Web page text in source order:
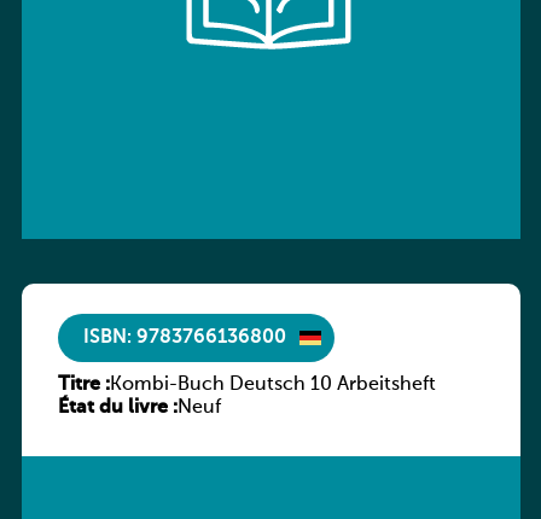
ISBN: 9783766136800
Titre :Kombi-Buch Deutsch 10 Arbeitsheft
État du livre :Neuf